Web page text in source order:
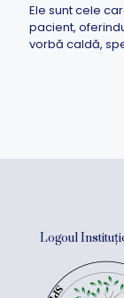
Ele sunt cele
pacient,
vorbă caldă,
Logoul